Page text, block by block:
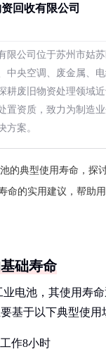
回收有限公司
限公司位于苏州市姑
中央空调、废金属、
耕废旧物资处理领域
置资质，致力为制造
方案。
的典型使用寿命，探
命的实用建议，帮助
础寿命
电池，其使用寿
基于以下典型使用
作8小时